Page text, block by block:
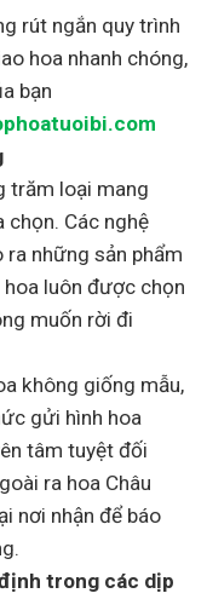
rút ngắn quy trình
hoa nhanh chóng,
bạn
trăm loại mang
chọn. Các nghệ
ra những sản phẩm
luôn được chọn
muốn rời đi
không giống mẫu,
gửi hình hoa
tâm tuyệt đối
ra hoa Châu
nơi nhận để báo
trong các dịp